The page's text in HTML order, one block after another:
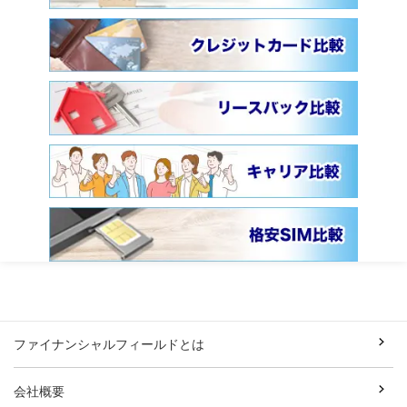
ファイナンシャルフィールドとは
会社概要